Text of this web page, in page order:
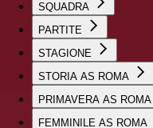
SQUADRA
PARTITE
STAGIONE
STORIA AS ROMA
PRIMAVERA AS ROMA
FEMMINILE AS ROMA